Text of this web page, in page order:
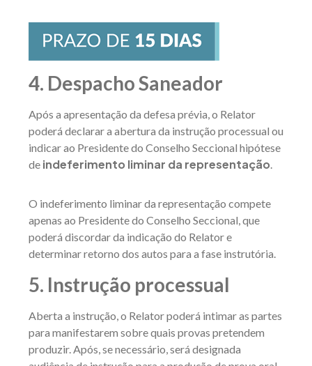
4. Despacho Saneador
Após a apresentação da defesa prévia, o Relator
poderá declarar a abertura da instrução processual ou
indicar ao Presidente do Conselho Seccional hipótese
de indeferimento liminar da representação
O indeferimento liminar da representação compete
apenas ao Presidente do Conselho Seccional, que
poderá discordar da indicação do Relator e
determinar retorno dos autos para a fase instrutória.
5. Instrução processual
Aberta a instrução, o Relator poderá intimar as partes
para manifestarem sobre quais provas pretendem
produzir. Após, se necessário, será designada